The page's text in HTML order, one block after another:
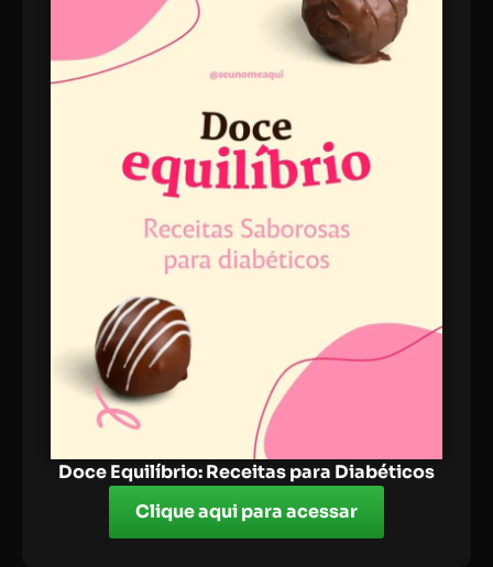
Doce Equilíbrio: Receitas para Diabéticos
Clique aqui para acessar